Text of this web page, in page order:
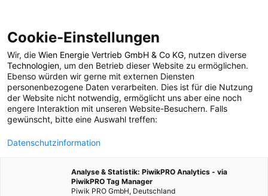
POSTS BY TAG
nachhaltig wohnen
1 BEITRAG
Cookie-Einstellungen
Wir, die Wien Energie Vertrieb GmbH & Co KG, nutzen diverse
Technologien, um den Betrieb dieser Website zu ermöglichen.
Ebenso würden wir gerne mit externen Diensten
personenbezogene Daten verarbeiten. Dies ist für die Nutzung
der Website nicht notwendig, ermöglicht uns aber eine noch
engere Interaktion mit unseren Website-Besuchern. Falls
gewünscht, bitte eine Auswahl treffen:
Datenschutzinformation
Analyse & Statistik: PiwikPRO Analytics - via
PiwikPRO Tag Manager
Piwik PRO GmbH, Deutschland